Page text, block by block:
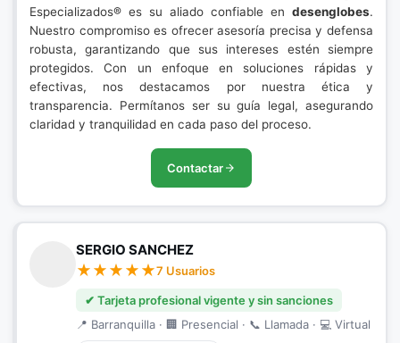
Especializados® es su aliado confiable en desenglobes.
Nuestro compromiso es ofrecer asesoría precisa y defensa
robusta, garantizando que sus intereses estén siempre
protegidos. Con un enfoque en soluciones rápidas y
efectivas, nos destacamos por nuestra ética y
transparencia. Permítanos ser su guía legal, asegurando
claridad y tranquilidad en cada paso del proceso.
Contactar
SERGIO SANCHEZ
7 Usuarios
✔ Tarjeta profesional vigente y sin sanciones
📍 Barranquilla · 🏢 Presencial · 📞 Llamada · 💻 Virtual